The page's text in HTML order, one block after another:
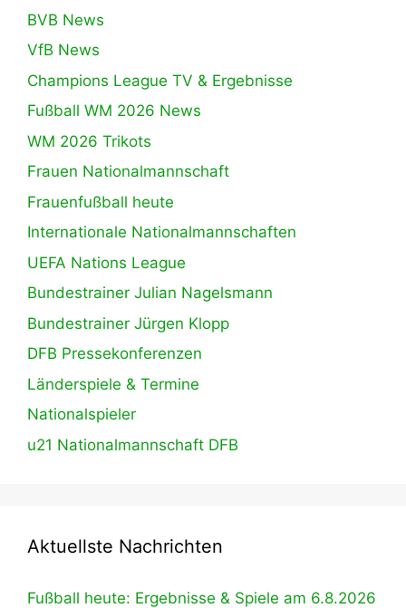
BVB News
VfB News
Champions League TV & Ergebnisse
Fußball WM 2026 News
WM 2026 Trikots
Frauen Nationalmannschaft
Frauenfußball heute
Internationale Nationalmannschaften
UEFA Nations League
Bundestrainer Julian Nagelsmann
Bundestrainer Jürgen Klopp
DFB Pressekonferenzen
Länderspiele & Termine
Nationalspieler
u21 Nationalmannschaft DFB
Aktuellste Nachrichten
Fußball heute: Ergebnisse & Spiele am 6.8.2026